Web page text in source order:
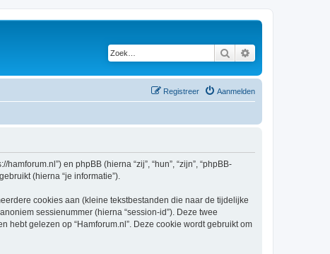
Zoek
Aanmelden
Registreer
en phpBB (hierna “zij”, “hun”, “zijn”, “phpBB-
(hierna “je informatie”).
cookies aan (kleine tekstbestanden die naar de tijdelijke
sessienummer (hierna “session-id”). Deze twee
gelezen op “Hamforum.nl”. Deze cookie wordt gebruikt om